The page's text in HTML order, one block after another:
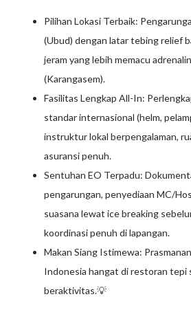
Pilihan Lokasi Terbaik:
(Ubud) dengan latar tebing relief
jeram yang lebih memacu
(Karangasem).
Fasilitas Lengkap All-In:
standar internasional (helm,
instruktur lokal berpengalaman,
asuransi penuh.
Sentuhan EO Terpadu:
pengarungan, penyediaan MC/
suasana lewat ice breaking
koordinasi penuh di lapangan.
Makan Siang Istimewa:
Indonesia hangat di restoran tepi
beraktivitas.💡